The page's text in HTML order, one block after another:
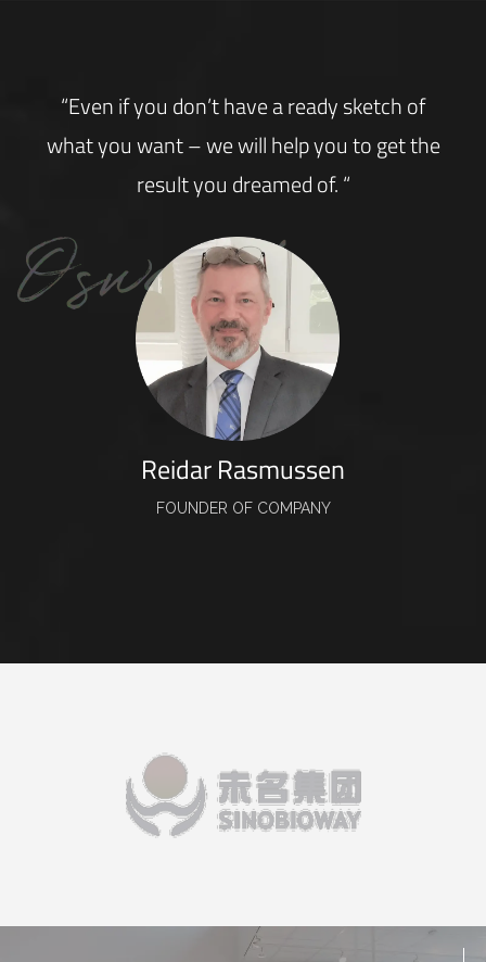
“Even if you don’t have a ready sketch of
what you want – we will help you to get the
result you dreamed of. “
Reidar Rasmussen
FOUNDER OF COMPANY